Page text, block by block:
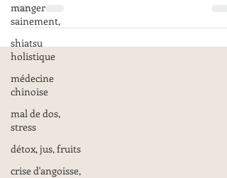
manger
sainement,
shiatsu
holistique
médecine
chinoise
mal de dos,
stress
détox, jus, fruits
crise d'angoisse,
les commandes de votre vie avec douceur
efficacité. Envie de découvrir comment la
PNL et les techniques hypnotiques peuvent
vous aider ?